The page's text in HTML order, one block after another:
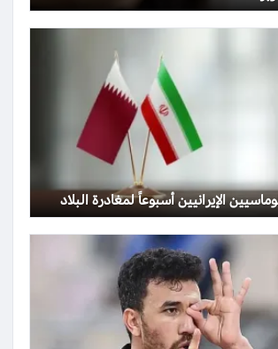
الإيرانيين أسبوعاً لمغادرة البلاد